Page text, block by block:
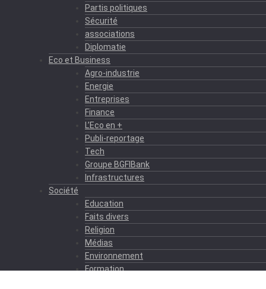
Partis politiques
Sécurité
associations
Diplomatie
Eco et Business
Agro-industrie
Energie
Entreprises
Finance
L’Eco en +
Publi-reportage
Tech
Groupe BGFIBank
Infrastructures
Société
Education
Faits divers
Religion
Médias
Environnement
Formation